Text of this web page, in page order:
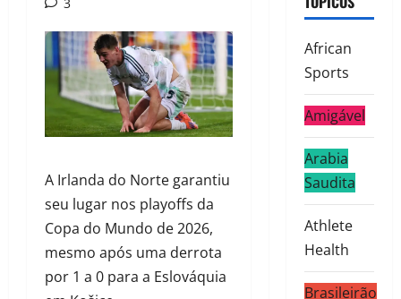
3
A Irlanda do Norte garantiu
seu lugar nos playoffs da
Copa do Mundo de 2026,
mesmo após uma derrota
por 1 a 0 para a Eslováquia
African
Sports
Amigável
Arabia
Saudita
Athlete
Health
Brasileirão